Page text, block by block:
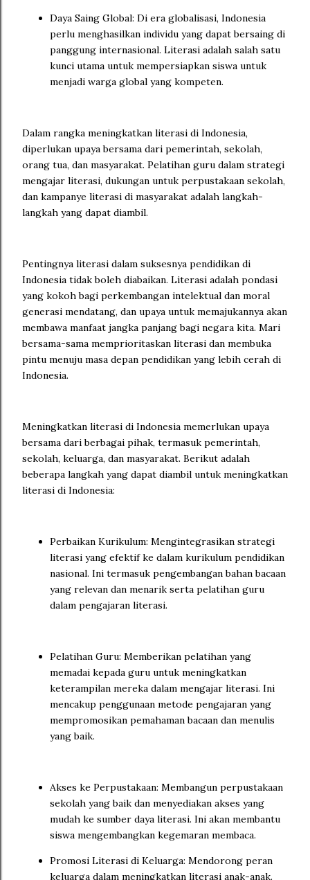
Daya Saing Global: Di era globalisasi, Indonesia
perlu menghasilkan individu yang dapat bersaing di
panggung internasional. Literasi adalah salah satu
kunci utama untuk mempersiapkan siswa untuk
menjadi warga global yang kompeten.
Dalam rangka meningkatkan literasi di Indonesia,
diperlukan upaya bersama dari pemerintah, sekolah,
orang tua, dan masyarakat. Pelatihan guru dalam strategi
mengajar literasi, dukungan untuk perpustakaan sekolah,
dan kampanye literasi di masyarakat adalah langkah-
langkah yang dapat diambil.
Pentingnya literasi dalam suksesnya pendidikan di
Indonesia tidak boleh diabaikan. Literasi adalah pondasi
yang kokoh bagi perkembangan intelektual dan moral
generasi mendatang, dan upaya untuk memajukannya akan
membawa manfaat jangka panjang bagi negara kita. Mari
bersama-sama memprioritaskan literasi dan membuka
pintu menuju masa depan pendidikan yang lebih cerah di
Indonesia.
Meningkatkan literasi di Indonesia memerlukan upaya
bersama dari berbagai pihak, termasuk pemerintah,
sekolah, keluarga, dan masyarakat. Berikut adalah
beberapa langkah yang dapat diambil untuk meningkatkan
literasi di Indonesia:
Perbaikan Kurikulum: Mengintegrasikan strategi
literasi yang efektif ke dalam kurikulum pendidikan
nasional. Ini termasuk pengembangan bahan bacaan
yang relevan dan menarik serta pelatihan guru
dalam pengajaran literasi.
Pelatihan Guru: Memberikan pelatihan yang
memadai kepada guru untuk meningkatkan
keterampilan mereka dalam mengajar literasi. Ini
mencakup penggunaan metode pengajaran yang
mempromosikan pemahaman bacaan dan menulis
yang baik.
Akses ke Perpustakaan: Membangun perpustakaan
sekolah yang baik dan menyediakan akses yang
mudah ke sumber daya literasi. Ini akan membantu
siswa mengembangkan kegemaran membaca.
Promosi Literasi di Keluarga: Mendorong peran
keluarga dalam meningkatkan literasi anak-anak.